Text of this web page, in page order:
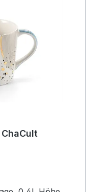
zu entfalten. Der
mittlere
ist somit der
Genuss diverser
erinnert an
unterstreicht
Stilelement im